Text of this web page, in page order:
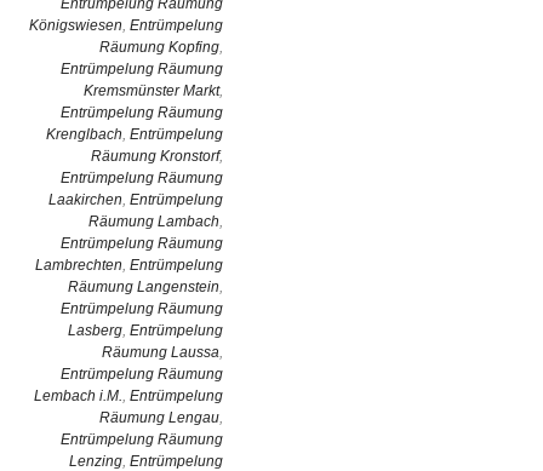
Entrümpelung Räumung
Königswiesen, Entrümpelung
Räumung Kopfing,
Entrümpelung Räumung
Kremsmünster Markt,
Entrümpelung Räumung
Krenglbach, Entrümpelung
Räumung Kronstorf,
Entrümpelung Räumung
Laakirchen, Entrümpelung
Räumung Lambach,
Entrümpelung Räumung
Lambrechten, Entrümpelung
Räumung Langenstein,
Entrümpelung Räumung
Lasberg, Entrümpelung
Räumung Laussa,
Entrümpelung Räumung
Lembach i.M., Entrümpelung
Räumung Lengau,
Entrümpelung Räumung
Lenzing, Entrümpelung